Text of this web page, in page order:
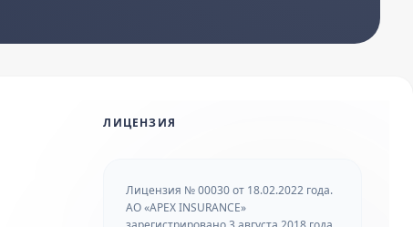
ЛИЦЕНЗИЯ
Лицензия № 00030 от 18.02.2022 года.
АО «APEX INSURANCE»